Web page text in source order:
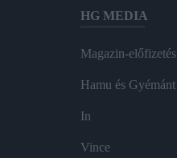
HG MEDIA
Magazin-előfizetés
Hamu és Gyémánt
In
Vince